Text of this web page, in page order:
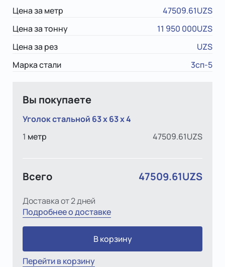
Цена за метр
47509.61UZS
Цена за тонну
11 950 000UZS
Цена за рез
UZS
Марка стали
3сп-5
Вы покупаете
Уголок стальной 63 х 63 x 4
1 метр 47509.61UZS
Всего 47509.61UZS
Доставка от 2 дней
Подробнее о доставке
В корзину
Перейти в корзину